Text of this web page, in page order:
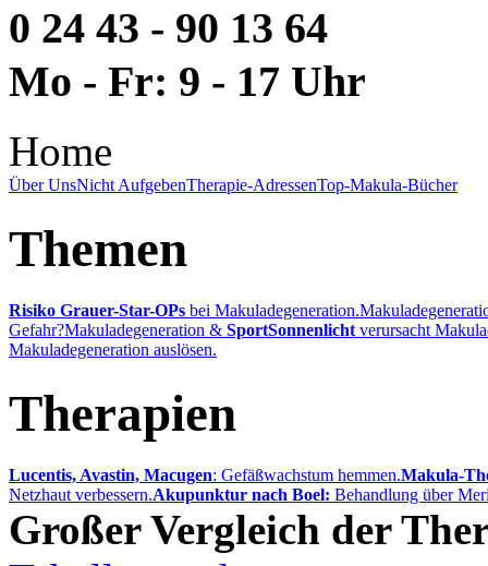
0 24 43 - 90 13 64
Mo - Fr: 9 - 17 Uhr
Home
Über UnsNicht AufgebenTherapie-AdressenTop-Makula-Bücher
Themen
Risiko Grauer-Star-OPs bei Makuladegeneration.
Gefahr?Makuladegeneration & SportSonnenlicht verursacht
Makuladegeneration auslösen.
Therapien
Lucentis, Avastin, Macugen: Gefäßwachstum hemmen.Makula-
Netzhaut verbessern.Akupunktur nach Boel: Behandlung über
Großer Vergleich der